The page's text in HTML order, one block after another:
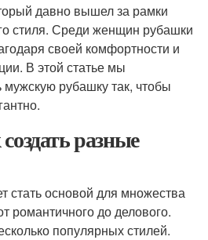
давно вышел за рамки
стиля. Среди женщин рубашки
своей комфортности и
В этой статье мы
мужскую рубашку так, чтобы
разные
стать основой для множества
романтичного до делового.
популярных стилей.